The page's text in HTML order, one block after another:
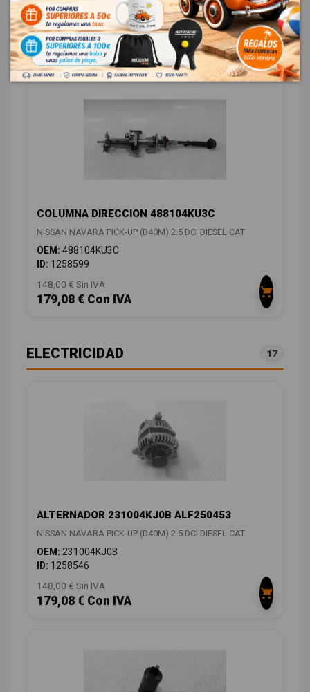
ID:1258564
18,00 € Sin IVA
21,78 € Con IVA
COLUMNA DIRECCION 488104KU3C
NISSAN NAVARA PICK-UP (D40M) 2.5 DCI DIESEL CAT
OEM: 488104KU3C
ID: 1258599
148,00 € Sin IVA
179,08 € Con IVA
ELECTRICIDAD 17
ALTERNADOR 231004KJ0B ALF250453
NISSAN NAVARA PICK-UP (D40M) 2.5 DCI DIESEL CAT
OEM: 231004KJ0B
ID: 1258546
148,00 € Sin IVA
179,08 € Con IVA